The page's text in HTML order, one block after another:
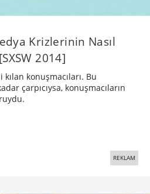
Krizlerinin Nasıl
2014]
konuşmacıları. Bu
çarpıcıysa, konuşmacıların
REKLAM